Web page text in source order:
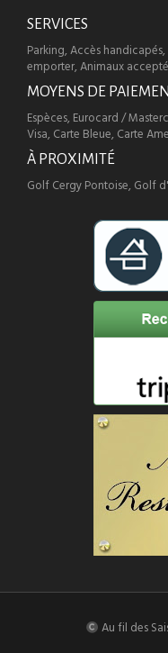
SERVICES
Parking, Accès
emporter, Animaux
MOYENS DE
Espèces, Eurocard /
Visa, Carte Bleue, Carte
À PROXIMITÉ
Golf Cergy Pontoise, Golf
Au fil des